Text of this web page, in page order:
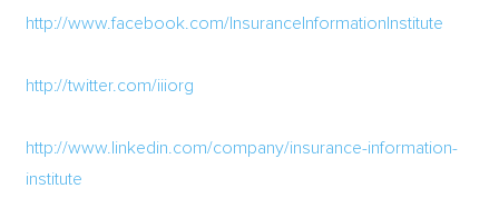
http://www.facebook.com/InsuranceInformationInstitute
http://twitter.com/iiiorg
http://www.linkedin.com/company/insurance-information-
institute